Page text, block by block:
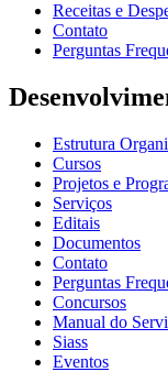
Receitas e
Contato
Perguntas
Estrutura
Cursos
Projetos e
Serviços
Editais
Documentos
Contato
Perguntas
Concursos
Manual do
Siass
Eventos